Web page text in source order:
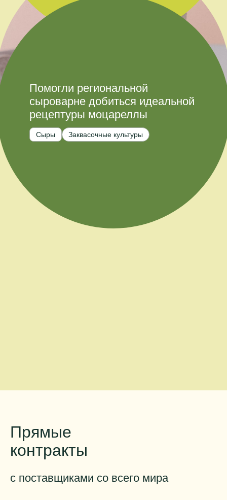
Помогли региональной
сыроварне добиться идеальной
рецептуры моцареллы
Сыры Заквасочные культуры
Прямые
контракты
с поставщиками со всего мира